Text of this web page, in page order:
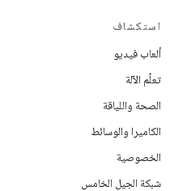
استكشاف
ألعاب فيديو
تعلُم الآلة
الصحة واللياقة
الكاميرا والوسائط
الخصوصية
شبكة الجيل الخامس